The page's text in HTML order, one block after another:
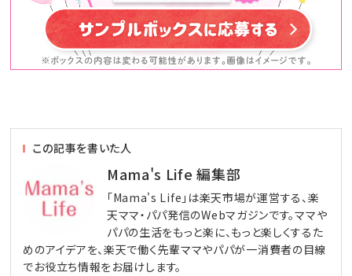
この記事を書いた人
Mama's Life 編集部
「Mama's Life」は楽天市場が運営する、楽
天ママ・パパ発信のWebマガジンです。ママや
パパの生活をもっと楽に、もっと楽しくするた
めのアイデアを、楽天で働く先輩ママやパパが一消費者の目線
でお役立ち情報をお届けします。